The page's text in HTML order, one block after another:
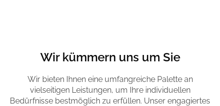
Wir kümmern uns um Sie
Wir bieten Ihnen eine umfangreiche Palette an
vielseitigen Leistungen, um Ihre individuellen
Bedürfnisse bestmöglich zu erfüllen. Unser engagiertes